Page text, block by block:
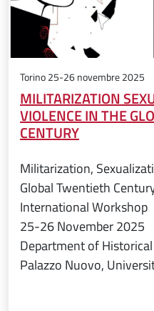
Torino 25-26 novembre 2025
MILITARIZATION
VIOLENCE IN THE
CENTURY
Militarization,
Global Twentieth
International Workshop
25-26 November 2025
Department of
Palazzo Nuovo,